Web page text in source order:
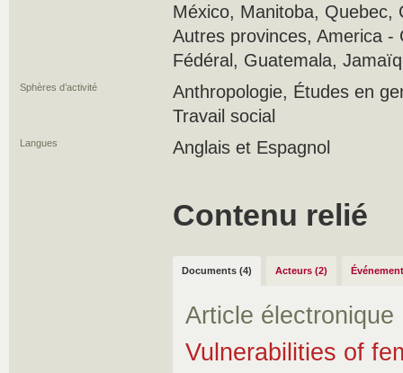
México, Manitoba, Quebec,
Autres provinces, America -
Fédéral, Guatemala,
Sphères d’activité
Anthropologie, Études en
Travail social
Langues Anglais et Espagnol
Contenu relié
Documents (4) Acteurs (2)
Article électronique
Vulnerabilities of